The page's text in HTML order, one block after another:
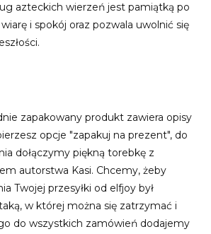
azteckich wierzeń jest pamiątką po
i spokój oraz pozwala uwolnić się
zapakowany produkt zawiera opisy
opcje "zapakuj na prezent", do
dołączymy piękną torebkę z
autorstwa Kasi. Chcemy, żeby
Twojej przesyłki od elfjoy był
w której można się zatrzymać i
do wszystkich zamówień dodajemy